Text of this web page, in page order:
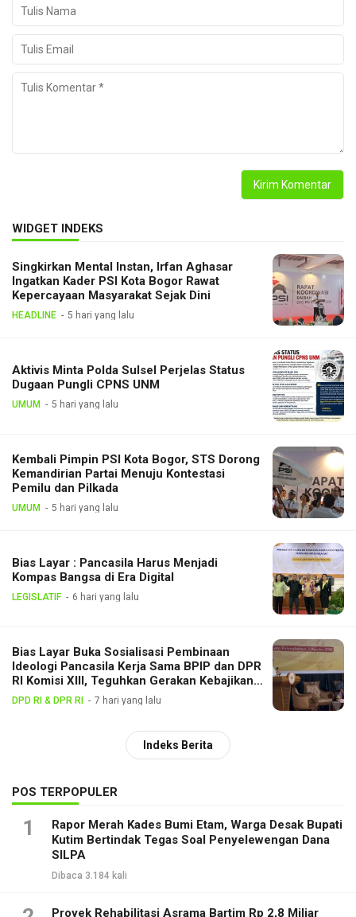
WIDGET INDEKS
Singkirkan Mental Instan, Irfan Aghasar
Ingatkan Kader PSI Kota Bogor Rawat
Kepercayaan Masyarakat Sejak Dini
HEADLINE 5 hari yang lalu
Aktivis Minta Polda Sulsel Perjelas Status
Dugaan Pungli CPNS UNM
UMUM 5 hari yang lalu
Kembali Pimpin PSI Kota Bogor, STS Dorong
Kemandirian Partai Menuju Kontestasi
Pemilu dan Pilkada
UMUM 5 hari yang lalu
Bias Layar : Pancasila Harus Menjadi
Kompas Bangsa di Era Digital
LEGISLATIF 6 hari yang lalu
Bias Layar Buka Sosialisasi Pembinaan
Ideologi Pancasila Kerja Sama BPIP dan DPR
RI Komisi XIII, Teguhkan Gerakan Kebajikan
Pancasila di Tengah Masyarakat
DPD RI & DPR RI 7 hari yang lalu
Indeks Berita
POS TERPOPULER
1
Rapor Merah Kades Bumi Etam, Warga Desak Bupati
Kutim Bertindak Tegas Soal Penyelewengan Dana
SILPA
Dibaca 3.184 kali
Proyek Rehabilitasi Asrama Bartim Rp 2,8 Miliar